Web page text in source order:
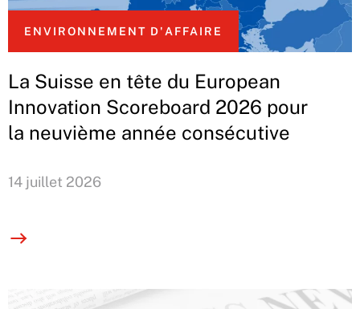
ENVIRONNEMENT D'AFFAIRE
La Suisse en tête du European
Innovation Scoreboard 2026 pour
la neuvième année consécutive
14 juillet 2026